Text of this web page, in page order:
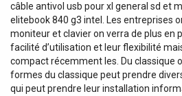
câble antivol usb pour xl general sd et
elitebook 840 g3 intel. Les entreprises
moniteur et clavier on verra de plus en
facilité d’utilisation et leur flexibilité
compact récemment les. Du classique
formes du classique peut prendre
qui peut prendre leur installation